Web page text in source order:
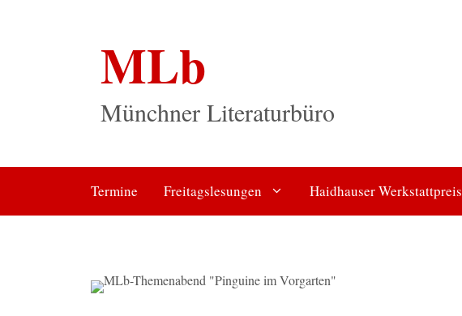
MLb
Münchner Literaturbüro
Termine Freitagslesungen Haidhauser Werkstattpreis